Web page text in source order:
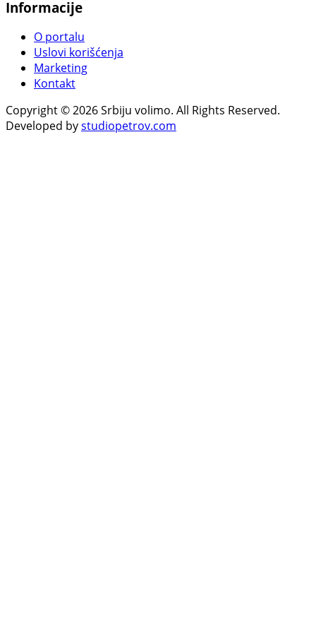
Informacije
O portalu
Uslovi korišćenja
Marketing
Kontakt
Copyright © 2026 Srbiju volimo. All Rights Reserved.
Developed bystudiopetrov.com